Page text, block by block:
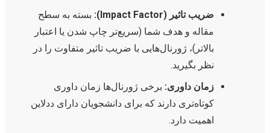
ضریب تاثیر (Impact Factor):
بسته به سطح
مقاله و هدف شما (سریع‌تر چاپ شدن یا اعتبار
بالاتر)، ژورنال‌هایی با ضریب تاثیر متفاوت را در
نظر بگیرید.
زمان داوری: برخی ژورنال‌ها زمان داوری
کوتاه‌تری دارند که برای دانشجویان دارای ددلاین
اهمیت دارد.